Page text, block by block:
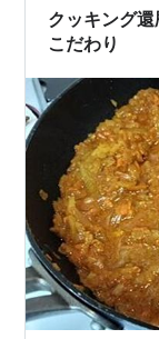
ーを作ってい
クッキング
こだわり